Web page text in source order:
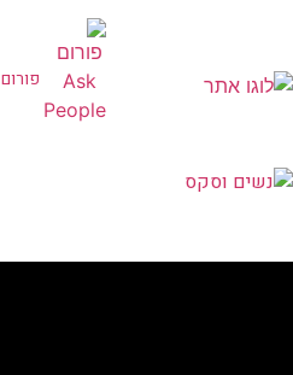
פורום Ask People